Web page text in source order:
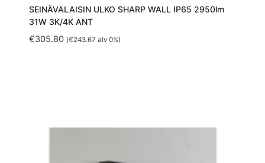
SEINÄVALAISIN ULKO SHARP WALL IP65 2950lm
31W 3K/4K ANT
€305.80 (€243.67 alv 0%)